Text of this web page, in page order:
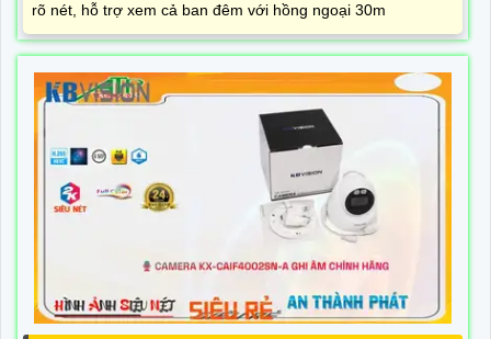
rõ nét, hỗ trợ xem cả ban đêm với hồng ngoại 30m